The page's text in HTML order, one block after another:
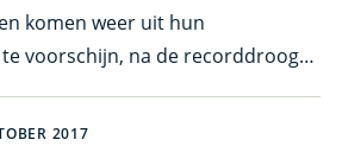
komen weer uit hun
voorschijn, na de recorddroogte
2017